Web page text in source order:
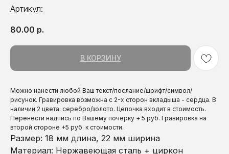
Артикул:
80.00 р.
В КОРЗИНУ
Можно нанести любой Ваш текст/послание/шрифт/символ/
рисунок. Гравировка возможна с 2-х сторон вкладыша - сердца. В
наличии 2 цвета: серебро/золото. Цепочка входит в стоимость.
Перенести надпись по Вашему почерку + 5 руб. Гравировка на
второй стороне +5 руб. к стоимости.
Размер: 18 мм длина, 22 мм ширина
Материал: Нержавеющая сталь + циркон